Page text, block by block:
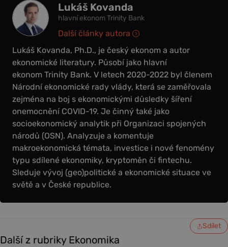
Lukáš Kovanda
hlavní ekonom Trinity Bank
Lukáš Kovanda, Ph.D., je český ekonom a autor
ekonomické literatury. Působí jako hlavní
ekonom Trinity Bank. V letech 2020-2022 byl členem
Národní ekonomické rady vlády, která se zaměřovala
zejména na boj s ekonomickými důsledky šíření
onemocnění COVID-19. Je činný také jako
socioekonomický analytik při Organizaci spojených
národů (OSN). Analyzuje a komentuje
makroekonomická témata, investice i nové fenomény
typu sdílené ekonomiky, kryptoměn či fintechu.
Sleduje vývoj (geo)politické a ekonomické situace ve
světě a v České republice.
Další články autora
Sdílet
Další z rubriky Ekonomika